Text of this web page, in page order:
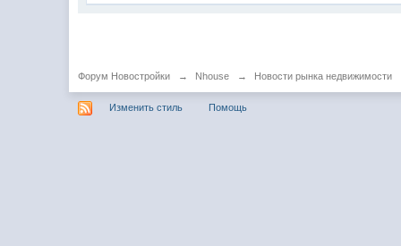
Форум Новостройки → Nhouse → Новости рынка недвижимости
Изменить стиль Помощь